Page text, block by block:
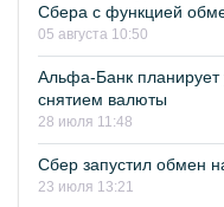
Сбера с функцией
05 августа 10:50
Альфа-Банк планирует
снятием валюты
28 июля 11:48
Сбер запустил обмен
23 июля 13:21